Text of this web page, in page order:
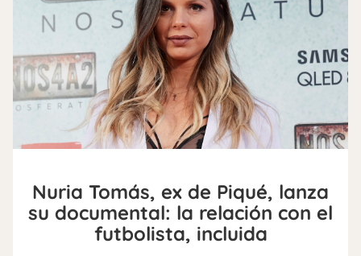
Nuria Tomás, ex de Piqué, lanza
su documental: la relación con el
futbolista, incluida